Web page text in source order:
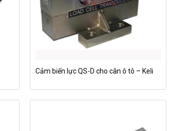
Cảm biến lực QS-D cho cân ô tô – Keli